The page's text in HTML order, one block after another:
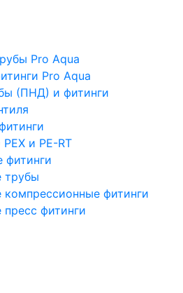
Pro Aqua
Pro Aqua
(ПНД) и фитинги
и PE-RT
фитинги
трубы
фитинги
фитинги